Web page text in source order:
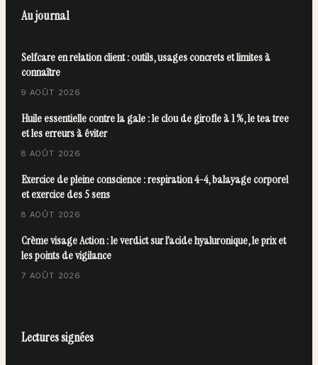
Au journal
Selfcare en relation client : outils, usages concrets et limites à
connaître
9 AOÛT 2026
Huile essentielle contre la gale : le clou de girofle à 1 %, le tea tree
et les erreurs à éviter
8 AOÛT 2026
Exercice de pleine conscience : respiration 4-4, balayage corporel
et exercice des 5 sens
8 AOÛT 2026
Crème visage Action : le verdict sur l’acide hyaluronique, le prix et
les points de vigilance
7 AOÛT 2026
Lectures signées